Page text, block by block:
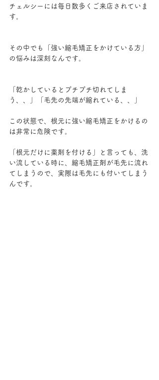
チェルシーには毎日数多くご来店されていま
す。
その中でも「強い縮毛矯正をかけている方」
の悩みは深刻なんです。
「乾かしているとプチプチ切れてしま
う、、」「毛先の先端が縮れている、、」
この状態で、根元に強い縮毛矯正をかけるの
は非常に危険です。
「根元だけに薬剤を付ける」と言っても、洗
い流している時に、縮毛矯正剤が毛先に流れ
てしまうので、実際は毛先にも付いてしまう
んです。